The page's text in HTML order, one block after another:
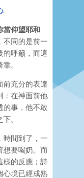
當仰望耶和
不同的是前一
的呼籲，而這
。
前充分的表達
：在神面前他
的事，他不敢
下。
時間到了，一
想要喝奶。而
樣的反應；詩
心境已經成熟